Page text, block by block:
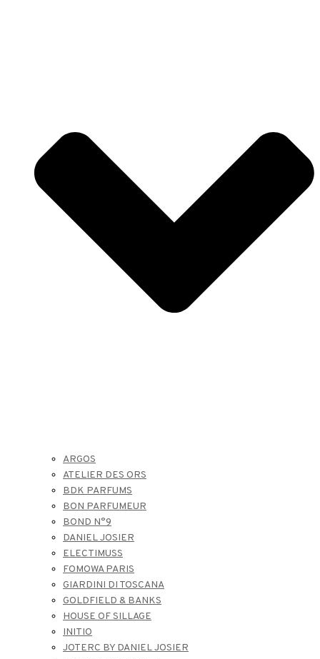
ARGOS
ATELIER DES ORS
BDK PARFUMS
BON PARFUMEUR
BOND N°9
DANIEL JOSIER
ELECTIMUSS
FOMOWA PARIS
GIARDINI DI TOSCANA
GOLDFIELD & BANKS
HOUSE OF SILLAGE
INITIO
JOTERC BY DANIEL JOSIER